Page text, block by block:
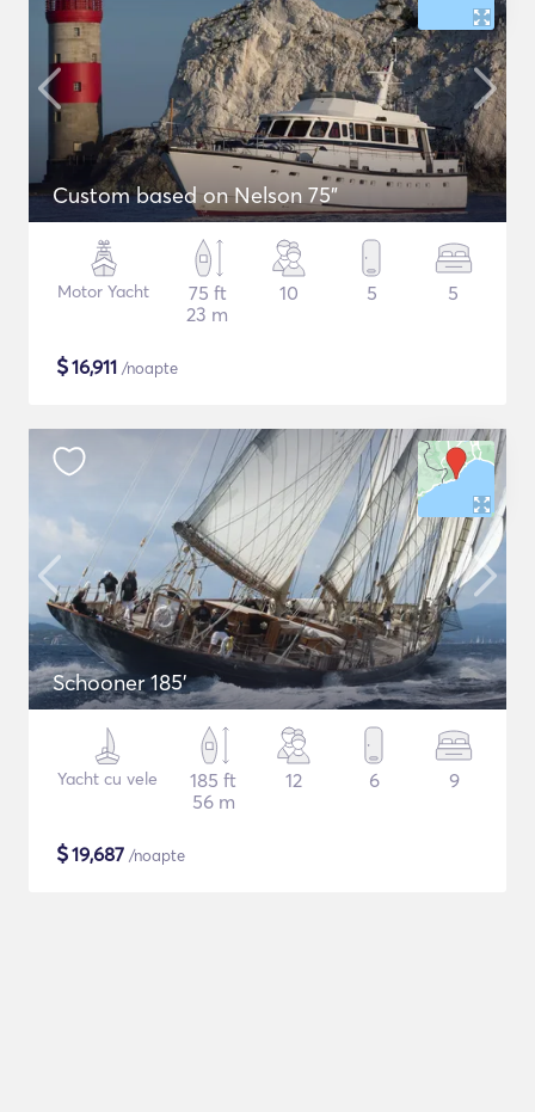
Custom based on Nelson 75"
Motor Yacht
75 ft
23 m
10 5 5
$16,911 /noapte
Schooner 185'
Yacht cu vele
185 ft
56 m
12 6 9
$19,687 /noapte